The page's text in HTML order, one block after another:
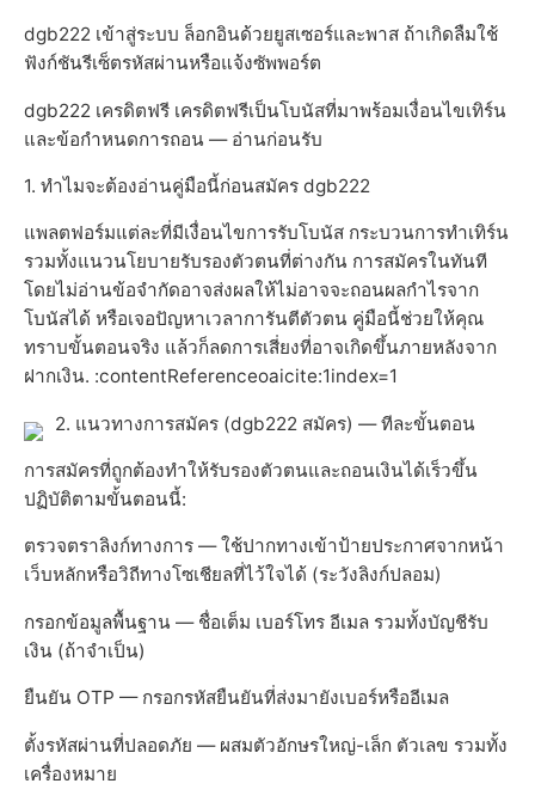
dgb222 เข้าสู่ระบบ ล็อกอินด้วยยูสเซอร์และพาส ถ้าเกิดลืมใช้
ฟังก์ชันรีเซ็ตรหัสผ่านหรือแจ้งซัพพอร์ต
dgb222 เครดิตฟรี เครดิตฟรีเป็นโบนัสที่มาพร้อมเงื่อนไขเทิร์น
และข้อกำหนดการถอน — อ่านก่อนรับ
1. ทำไมจะต้องอ่านคู่มือนี้ก่อนสมัคร dgb222
แพลตฟอร์มแต่ละที่มีเงื่อนไขการรับโบนัส กระบวนการทำเทิร์น
รวมทั้งแนวนโยบายรับรองตัวตนที่ต่างกัน การสมัครในทันที
โดยไม่อ่านข้อจำกัดอาจส่งผลให้ไม่อาจจะถอนผลกำไรจาก
โบนัสได้ หรือเจอปัญหาเวลาการันตีตัวตน คู่มือนี้ช่วยให้คุณ
ทราบขั้นตอนจริง แล้วก็ลดการเสี่ยงที่อาจเกิดขึ้นภายหลังจาก
ฝากเงิน. :contentReferenceoaicite:1index=1
2. แนวทางการสมัคร (dgb222 สมัคร) — ทีละขั้นตอน
การสมัครที่ถูกต้องทำให้รับรองตัวตนและถอนเงินได้เร็วขึ้น
ปฏิบัติตามขั้นตอนนี้:
ตรวจตราลิงก์ทางการ — ใช้ปากทางเข้าป้ายประกาศจากหน้า
เว็บหลักหรือวิถีทางโซเชียลที่ไว้ใจได้ (ระวังลิงก์ปลอม)
กรอกข้อมูลพื้นฐาน — ชื่อเต็ม เบอร์โทร อีเมล รวมทั้งบัญชีรับ
เงิน (ถ้าจำเป็น)
ยืนยัน OTP — กรอกรหัสยืนยันที่ส่งมายังเบอร์หรืออีเมล
ตั้งรหัสผ่านที่ปลอดภัย — ผสมตัวอักษรใหญ่-เล็ก ตัวเลข รวมทั้ง
เครื่องหมาย